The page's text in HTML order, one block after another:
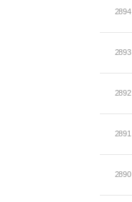
2894
2893
2892
2891
2890